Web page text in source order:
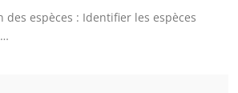
des espèces : Identifier les espèces